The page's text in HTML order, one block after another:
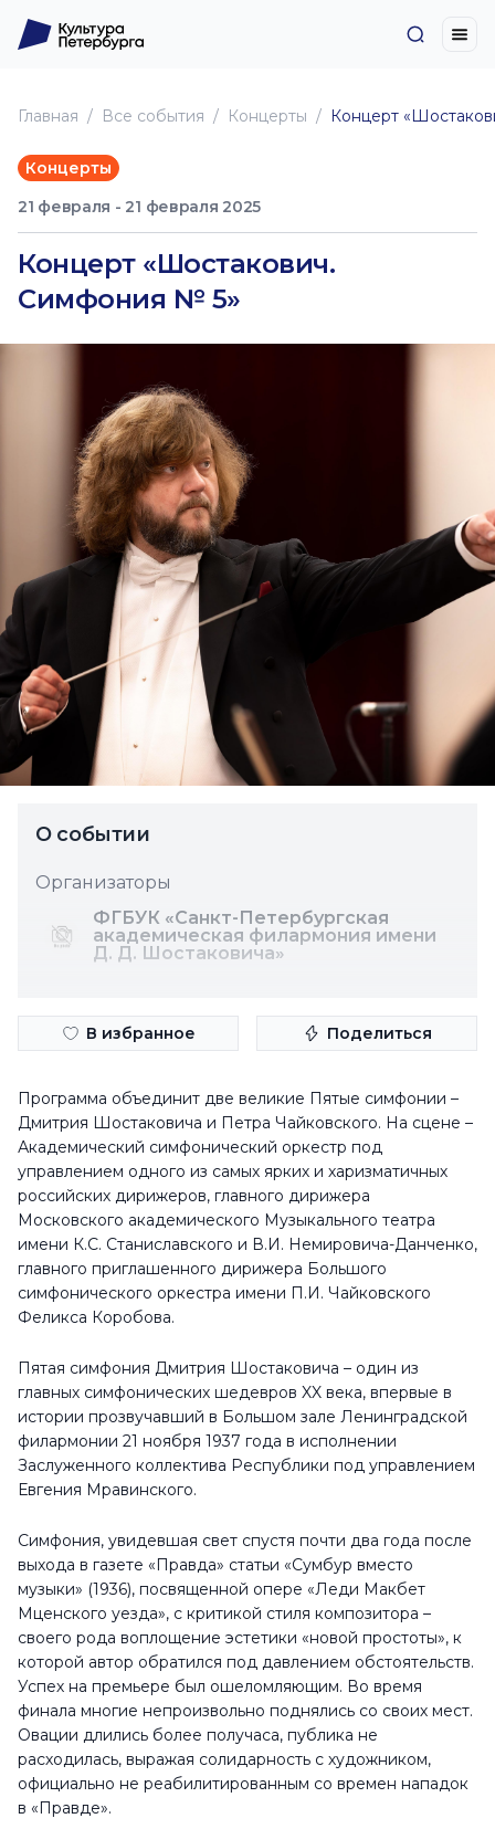
Главная Все события Концерты Концерт
Концерты
21 февраля - 21 февраля 2025
Концерт «Шостакович.
Симфония № 5»
О событии
Организаторы
ФГБУК «Санкт-Петербургская
академическая филармония имени
Д. Д. Шостаковича»
В избранное Поделиться
Программа объединит две великие Пятые симфонии –
Дмитрия Шостаковича и Петра Чайковского. На сцене –
Академический симфонический оркестр под
управлением одного из самых ярких и харизматичных
российских дирижеров, главного дирижера
Московского академического Музыкального театра
имени К.С. Станиславского и В.И. Немировича-Данченко,
главного приглашенного дирижера Большого
симфонического оркестра имени П.И. Чайковского
Феликса Коробова.
Пятая симфония Дмитрия Шостаковича – один из
главных симфонических шедевров XX века, впервые в
истории прозвучавший в Большом зале Ленинградской
филармонии 21 ноября 1937 года в исполнении
Заслуженного коллектива Республики под управлением
Евгения Мравинского.
Симфония, увидевшая свет спустя почти два года после
выхода в газете «Правда» статьи «Сумбур вместо
музыки» (1936), посвященной опере «Леди Макбет
Мценского уезда», с критикой стиля композитора –
своего рода воплощение эстетики «новой простоты», к
которой автор обратился под давлением обстоятельств.
Успех на премьере был ошеломляющим. Во время
финала многие непроизвольно поднялись со своих мест.
Овации длились более получаса, публика не
расходилась, выражая солидарность с художником,
официально не реабилитированным со времен нападок
в «Правде».